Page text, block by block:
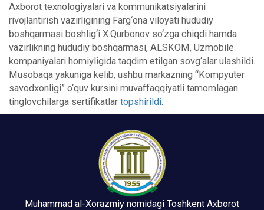
Axborot texnologiyalari va kommunikatsiyalarini
rivojlantirish vazirligining Farg‘ona viloyati hududiy
boshqarmasi boshlig‘i X.Qurbonov so‘zga chiqdi hamda
vazirlikning hududiy boshqarmasi, ALSKOM, Uzmobile
kompaniyalari homiyligida taqdim etilgan sovg‘alar ulashildi.
Musobaqa yakuniga kelib, ushbu markazning “Kompyuter
savodxonligi” o‘quv kursini muvaffaqqiyatli tamomlagan
tinglovchilarga sertifikatlar topshirildi
Muhammad al-Xorazmiy nomidagi Toshkent Axborot